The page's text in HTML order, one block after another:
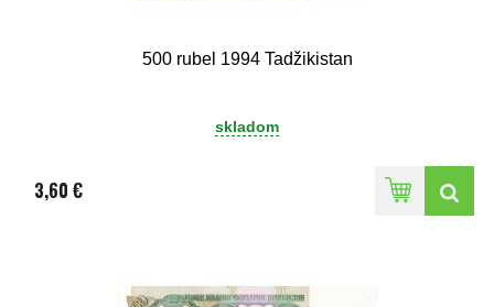
500 rubel 1994 Tadžikistan
skladom
3,60 €